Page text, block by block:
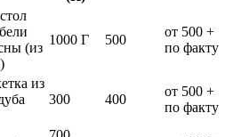
(из
1000 Г 500
от 500 +
по факту
из
300 400
от 500 +
по факту